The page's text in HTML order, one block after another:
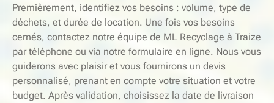
Premièrement, identifiez vos besoins : volume, type de
déchets, et durée de location. Une fois vos besoins
cernés, contactez notre équipe de ML Recyclage à Traize
par téléphone ou via notre formulaire en ligne. Nous vous
guiderons avec plaisir et vous fournirons un devis
personnalisé, prenant en compte votre situation et votre
budget. Après validation, choisissez la date de livraison